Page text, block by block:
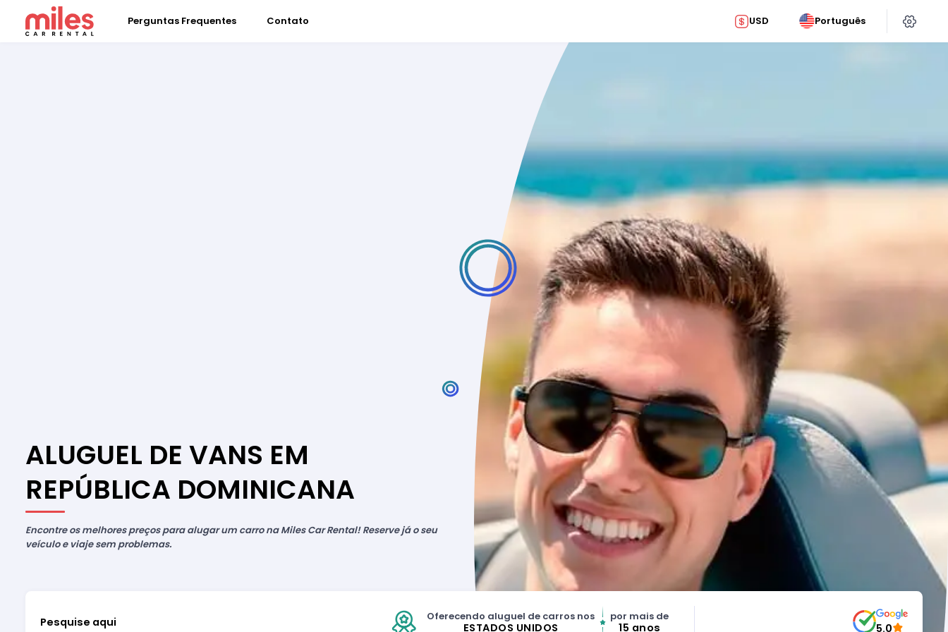
Perguntas Frequentes Contato USD Português
ALUGUEL DE VANS EM
REPÚBLICA DOMINICANA
Encontre os melhores preços para alugar um carro na Miles Car Rental! Reserve já o seu
veículo e viaje sem problemas.
Pesquise aqui Oferecendo aluguel de carros nos
ESTADOS UNIDOS
por mais de
15 anos 5.0